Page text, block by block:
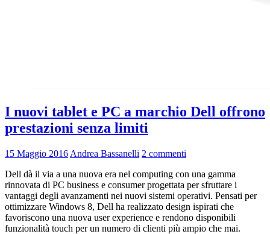
I nuovi tablet e PC a marchio Dell offrono
prestazioni senza limiti
15 Maggio 2016 Andrea Bassanelli 2 commenti
Dell dà il via a una nuova era nel computing con una gamma
rinnovata di PC business e consumer progettata per sfruttare i
vantaggi degli avanzamenti nei nuovi sistemi operativi. Pensati per
ottimizzare Windows 8, Dell ha realizzato design ispirati che
favoriscono una nuova user experience e rendono disponibili
funzionalità touch per un numero di clienti più ampio che mai.